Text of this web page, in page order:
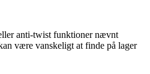
anti-twist funktioner nævnt
være vanskeligt at finde på lager